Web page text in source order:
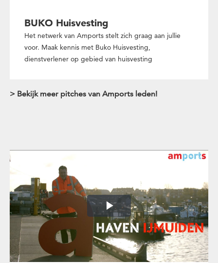
BUKO Huisvesting
Het netwerk van Amports stelt zich graag aan jullie
voor. Maak kennis met Buko Huisvesting,
dienstverlener op gebied van huisvesting
> Bekijk meer pitches van Amports leden!
Play
Video